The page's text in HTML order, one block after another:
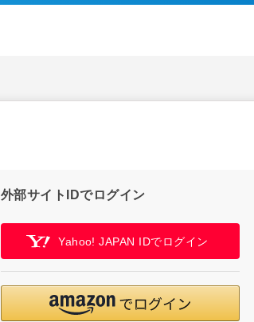
外部サイトIDでログイン
Yahoo! JAPAN IDでログイン